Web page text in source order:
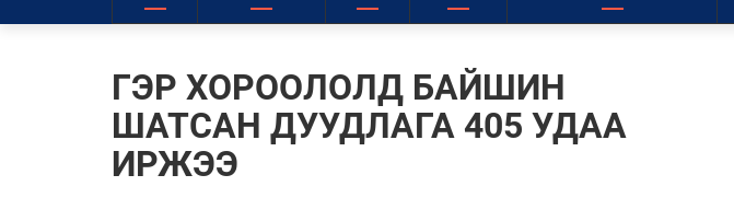
ГЭР ХОРООЛОЛД БАЙШИН
ШАТСАН ДУУДЛАГА 405 УДАА
ИРЖЭЭ